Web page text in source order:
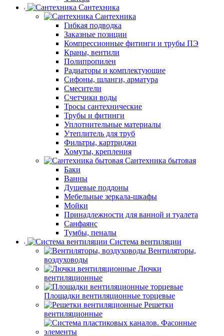
Сантехника
Сантехника
Гибкая подводка
Заказные позиции
Компрессионные фитинги и трубы ПЭ
Краны, вентили
Полипропилен
Радиаторы и комплектующие
Сифоны, шланги, арматура
Смесители
Счетчики воды
Тросы сантехнические
Трубы и фитинги
Уплотнительные материалы
Утеплитель для труб
Фильтры, картриджи
Хомуты, крепления
Сантехника бытовая
Баки
Ванны
Душевые поддоны
Мебельные зеркала-шкафы
Мойки
Принадлежности для ванной и туалета
Санфаянс
Тумбы, пеналы
Система вентиляции
Вентиляторы,
воздуховоды
Лючки
вентиляционные
Площадки вентиляционные торцевые
Решетки
вентиляционные